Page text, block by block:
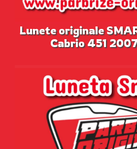
Lunete originale
Cabrio 451